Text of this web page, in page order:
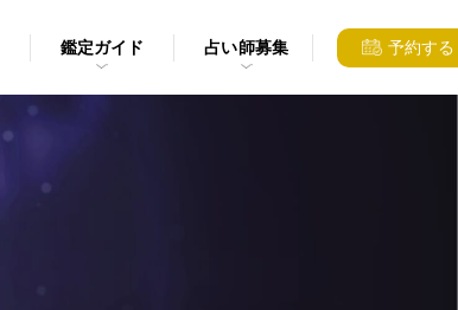
鑑定ガイド 占い師募集 予約する